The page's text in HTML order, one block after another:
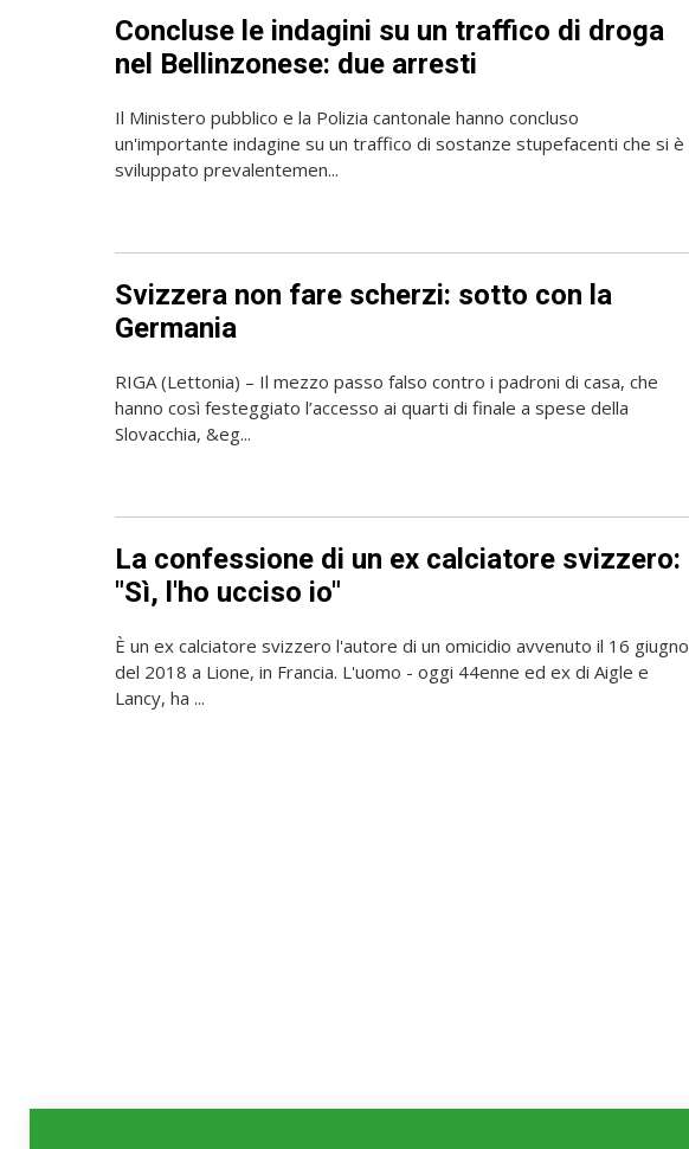
Concluse le indagini su un traffico di droga
nel Bellinzonese: due arresti
Il Ministero pubblico e la Polizia cantonale hanno concluso
un'importante indagine su un traffico di sostanze stupefacenti che si è
sviluppato prevalentemen...
Svizzera non fare scherzi: sotto con la
Germania
RIGA (Lettonia) – Il mezzo passo falso contro i padroni di casa, che
hanno così festeggiato l’accesso ai quarti di finale a spese della
Slovacchia, &eg...
La confessione di un ex calciatore svizzero:
"Sì, l'ho ucciso io"
È un ex calciatore svizzero l'autore di un omicidio avvenuto il 16 giugno
del 2018 a Lione, in Francia. L'uomo - oggi 44enne ed ex di Aigle e
Lancy, ha ...